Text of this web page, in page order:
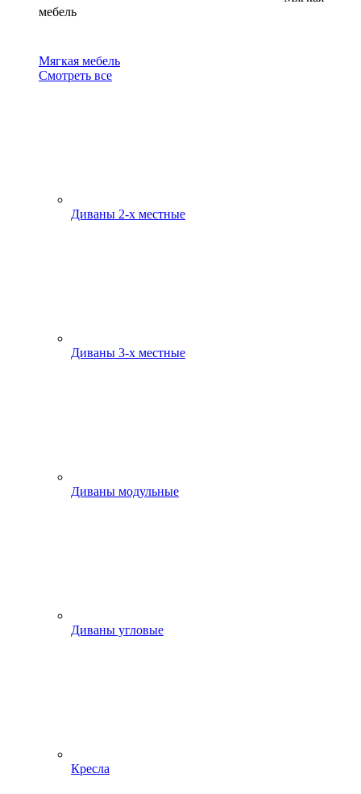
мебель
Мягкая мебель
Смотреть все
Диваны 2-х местные
Диваны 3-х местные
Диваны модульные
Диваны угловые
Кресла